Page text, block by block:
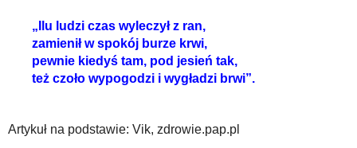
„Ilu ludzi czas wyleczył z ran,
zamienił w spokój burze krwi,
pewnie kiedyś tam, pod jesień tak,
też czoło wypogodzi i wygładzi brwi”.
Artykuł na podstawie: Vik, zdrowie.pap.pl